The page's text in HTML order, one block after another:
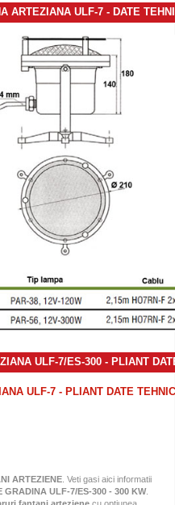
ARTEZIANA ULF-7 - DATE
ULF-7/ES-300 - PLIANT
ULF-7 - PLIANT DATE
ARTEZIENE . Veti gasi aici informatii
ULF-7/ES-300 - 300 KW.